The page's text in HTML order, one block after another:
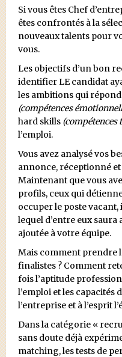
Si vous êtes Chef
êtes confrontés à la
nouveaux talents pour
vous.
Les objectifs d’un bon
identifier LE candidat
les ambitions qui
(compétences
hard skills (compétences
l’emploi.
Vous avez analysé vos
annonce, réceptionné
Maintenant que vous
profils, ceux qui
occuper le poste
lequel d’entre eux
ajoutée à votre équipe.
Mais comment prendre
finalistes ? Comment
fois l’aptitude
l’emploi et les capacités
l’entreprise et à l’esprit
Dans la catégorie «
sans doute déjà
matching, les tests de